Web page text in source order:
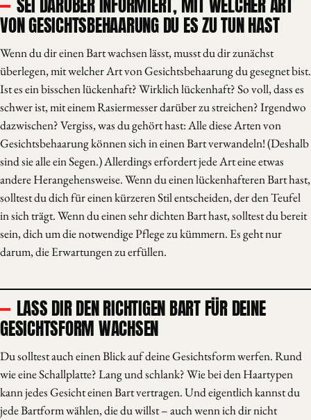
SEI DARÜBER INFORMIERT, MIT WELCHER ART
VON GESICHTSBEHAARUNG DU ES ZU TUN HAST
Wenn du dir einen Bart wachsen lässt, musst du dir zunächst
überlegen, mit welcher Art von Gesichtsbehaarung du gesegnet bist.
Ist es ein bisschen lückenhaft? Wirklich lückenhaft? So voll, dass es
schwer ist, mit einem Rasiermesser darüber zu streichen? Irgendwo
dazwischen? Vergiss, was du gehört hast: Alle diese Arten von
Gesichtsbehaarung können sich in einen Bart verwandeln! (Deshalb
sind sie alle ein Segen.) Allerdings erfordert jede Art eine etwas
andere Herangehensweise. Wenn du einen lückenhafteren Bart hast,
solltest du dich für einen kürzeren Stil entscheiden, der den Teufel
in sich trägt. Wenn du einen sehr dichten Bart hast, solltest du bereit
sein, dich um die notwendige Pflege zu kümmern. Es geht nur
darum, die Erwartungen zu erfüllen.
LASS DIR DEN RICHTIGEN BART FÜR DEINE
GESICHTSFORM WACHSEN
Du solltest auch einen Blick auf deine Gesichtsform werfen. Rund
wie eine Schallplatte? Lang und schlank? Wie bei den Haartypen
kann jedes Gesicht einen Bart vertragen. Und eigentlich kannst du
jede Bartform wählen, die du willst – auch wenn ich dir nicht